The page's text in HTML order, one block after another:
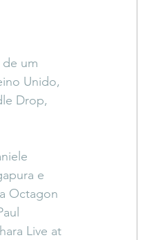
um
Unido,
Drop,
e
Octagon
Live at